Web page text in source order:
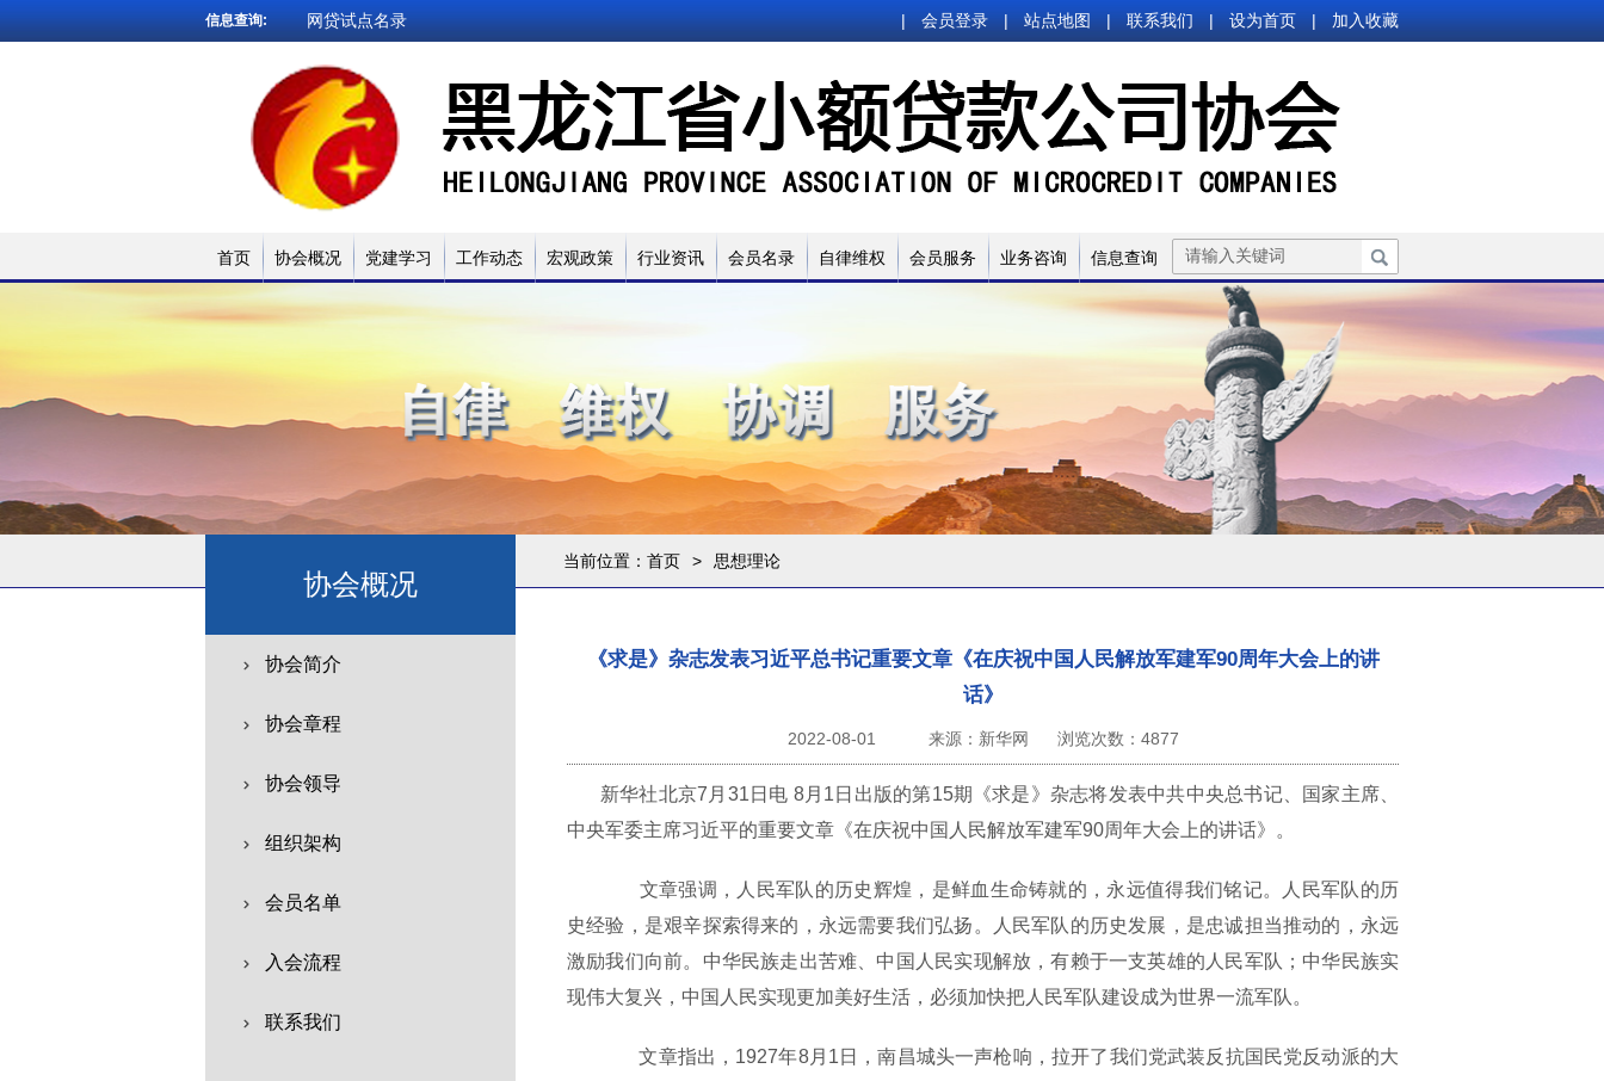
信息查询: 网贷试点名录
被执行人查询
企业信用查询
法院文书查询
小贷名录查询
| 会员登录 | 站点地图 | 联系我们 | 设为首页 | 加入收藏
首页 协会概况 党建学习 工作动态 宏观政策 行业资讯 会员名录 自律维权 会员服务 业务咨询 信息查询
当前位置： 首页 > 思想理论
协会概况
协会简介
协会章程
协会领导
组织架构
会员名单
入会流程
联系我们
《求是》杂志发表习近平总书记重要文章《在庆祝中国人民解放军建军90周年大会上的讲
话》
2022-08-01 来源：新华网 浏览次数： 4877
新华社北京7月31日电 8月1日出版的第15期《求是》杂志将发表中共中央总书记、国家主席、
中央军委主席习近平的重要文章《在庆祝中国人民解放军建军90周年大会上的讲话》。
文章强调，人民军队的历史辉煌，是鲜血生命铸就的，永远值得我们铭记。人民军队的历
史经验，是艰辛探索得来的，永远需要我们弘扬。人民军队的历史发展，是忠诚担当推动的，永远
激励我们向前。中华民族走出苦难、中国人民实现解放，有赖于一支英雄的人民军队；中华民族实
现伟大复兴，中国人民实现更加美好生活，必须加快把人民军队建设成为世界一流军队。
文章指出，1927年8月1日，南昌城头一声枪响，拉开了我们党武装反抗国民党反动派的大